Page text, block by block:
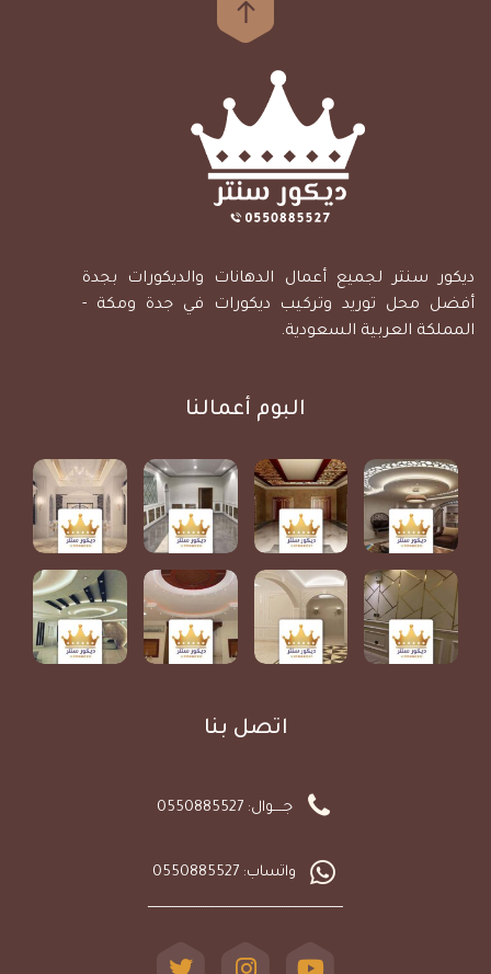
ديكور سنتر لجميع أعمال الدهانات والديكورات بجدة
أفضل محل توريد وتركيب ديكورات في جدة ومكة -
المملكة العربية السعودية.
البوم أعمالنا
اتصل بنا
جـــــوال: 0550885527
واتساب: 0550885527
ـــــــــــــــــــــــــــــــــــــــــــــــــــــــــــــــــــــــــــــــــــــــــ